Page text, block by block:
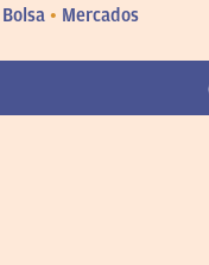
Bolsa Mercados